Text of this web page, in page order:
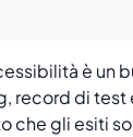
è un
record di
che gli esiti